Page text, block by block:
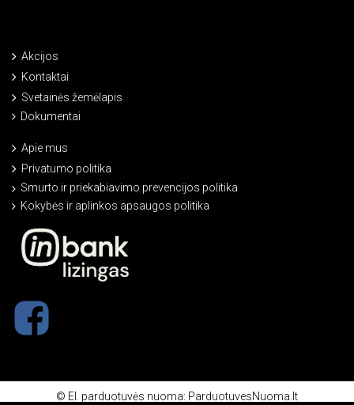
Akcijos
Kontaktai
Svetainės žemėlapis
Dokumentai
Apie mus
Privatumo politika
Smurto ir priekabiavimo prevencijos politika
Kokybės ir aplinkos apsaugos politika
© El. parduotuvės nuoma: ParduotuvesNuoma.lt